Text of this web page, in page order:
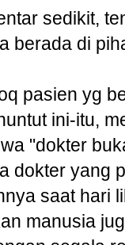
sedikit,
berada di
pasien yg
ini-itu,
"dokter
dokter yang
saat hari
manusia